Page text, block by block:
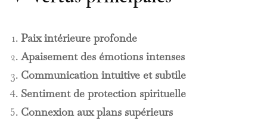
Paix intérieure profonde
Apaisement des émotions intenses
Communication intuitive et subtile
Sentiment de protection spirituelle
Connexion aux plans supérieurs